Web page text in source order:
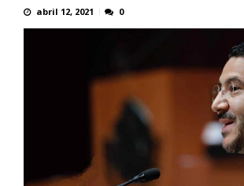
abril 12, 2021 0